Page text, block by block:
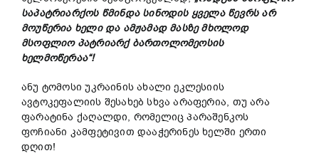
საპატრიარქოს წმინდა სინოდის ყველა წევრს არ
მოუწერია ხელი და ამჟამად მასზე მხოლოდ
მსოფლიო პატრიარქ ბართოლომეოსის
ხელმოწერაა“!
ანუ ტომოსი უკრაინის ახალი ეკლესიის
ავტოკეფალიის შესახებ სხვა არაფერია, თუ არა
ფარატინა ქაღალდი, რომელიც პარაშენკოს
ფოჩიანი კამფეტივით დააჭერინეს ხელში ერთი
დღით!